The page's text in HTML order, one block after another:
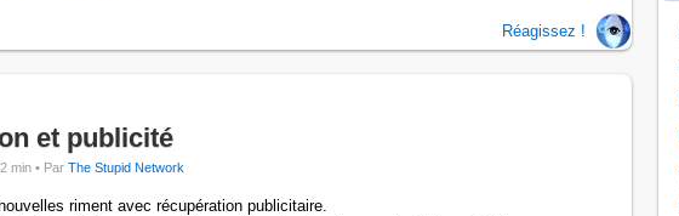
Réagissez !
et publicité
min • Par The Stupid Network
riment avec récupération publicitaire.